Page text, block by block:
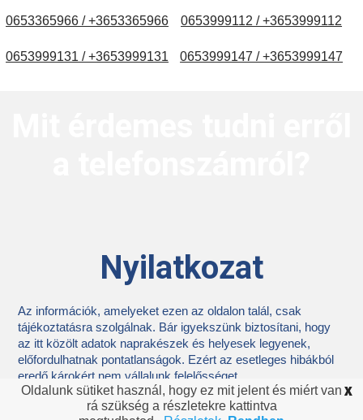
0653365966 / +3653365966 0653999112 / +3653999112
0653999131 / +3653999131 0653999147 / +3653999147
Nyilatkozat
Az információk, amelyeket ezen az oldalon talál, csak
tájékoztatásra szolgálnak. Bár igyekszünk biztosítani, hogy
az itt közölt adatok naprakészek és helyesek legyenek,
előfordulhatnak pontatlanságok. Ezért az esetleges hibákból
eredő károkért nem vállalunk felelősséget.
Ki hívott? 2026 Körzetszámok
Oldalunk sütiket használ, hogy ez mit jelent és miért van
rá szükség a részletekre kattintva
X